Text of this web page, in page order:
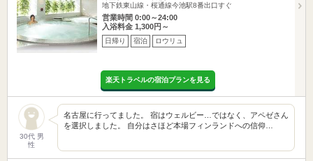
地下鉄東山線・桜通線今池駅8番出口すぐ
営業時間 0:00～24:00
入浴料金 1,300円～
日帰り 宿泊 ロウリュ
楽天トラベルの宿泊プランを見る
30代 男
性
名古屋に行ってました。 宿はウェルビー…ではなく、アペゼさん
を選択しました。 自分はさほど本場フィンランドへの信仰…